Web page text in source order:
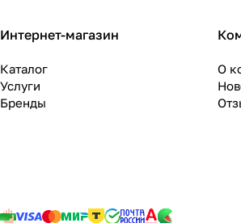
Интернет-магазин
Каталог
Услуги
Бренды
О